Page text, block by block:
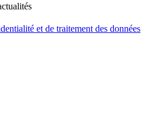
et de traitement des données